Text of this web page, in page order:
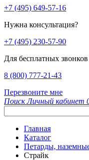
+7 (495) 649-57-16
Нужна консультация?
+7 (495) 230-57-90
Для бесплатных
8 (800) 777-21-43
Перезвоните мне
Поиск Личный кабинет
Главная
Каталог
Петарды,
Страйк